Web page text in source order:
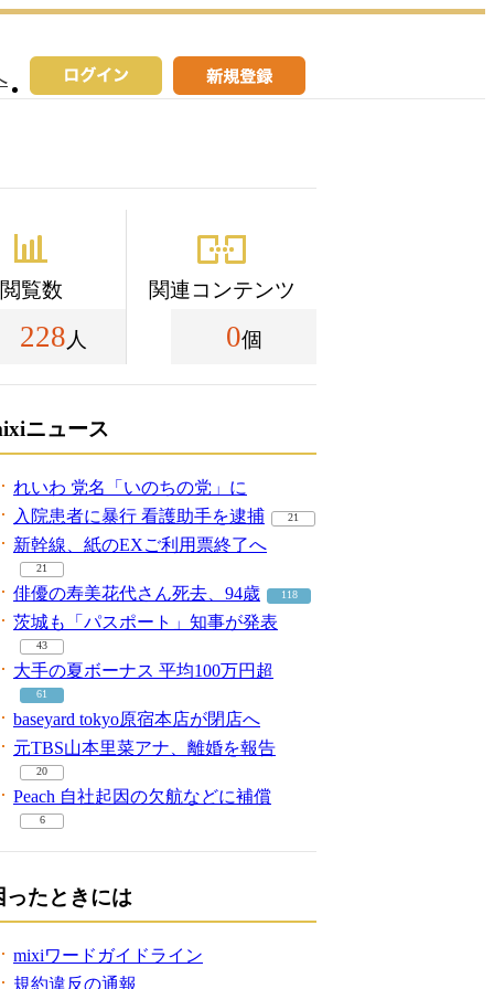
閲覧数
228 人
関連コンテンツ
0個
ニュース
れいわ 党名「いのちの党」に
入院患者に暴行 看護助手を逮捕
21
新幹線、紙のEXご利用票終了へ
21
俳優の寿美花代さん死去、94歳 118
茨城も「パスポート」知事が発表
43
大手の夏ボーナス 平均100万円超
61
baseyard tokyo原宿本店が閉店へ
元TBS山本里菜アナ、離婚を報告
20
Peach 自社起因の欠航などに補償
6
ったときには
mixiワードガイドライン
規約違反の通報